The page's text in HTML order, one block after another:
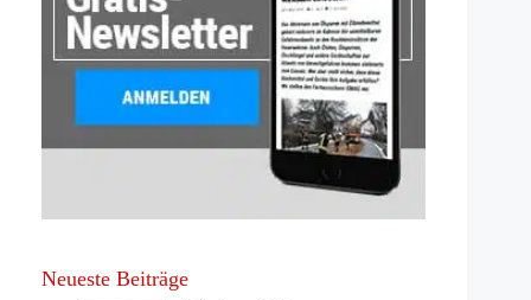
Neueste Beiträge